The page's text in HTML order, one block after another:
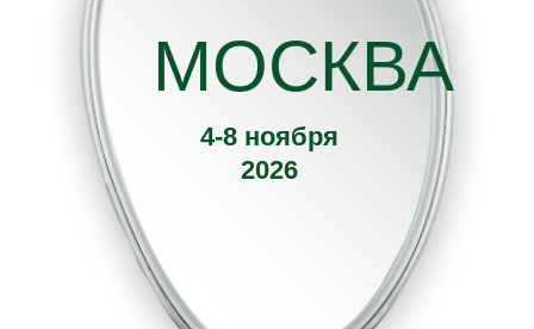
МОСКВА
4-8 ноября
2026